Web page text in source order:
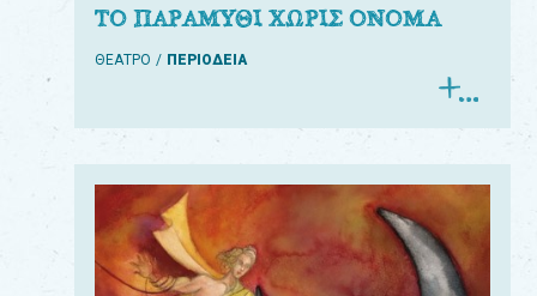
ΤΟ ΠΑΡΑΜΥΘΙ ΧΩΡΙΣ ΟΝΟΜΑ
ΘΕΑΤΡΟ ΠΕΡΙΟΔΕΙΑ